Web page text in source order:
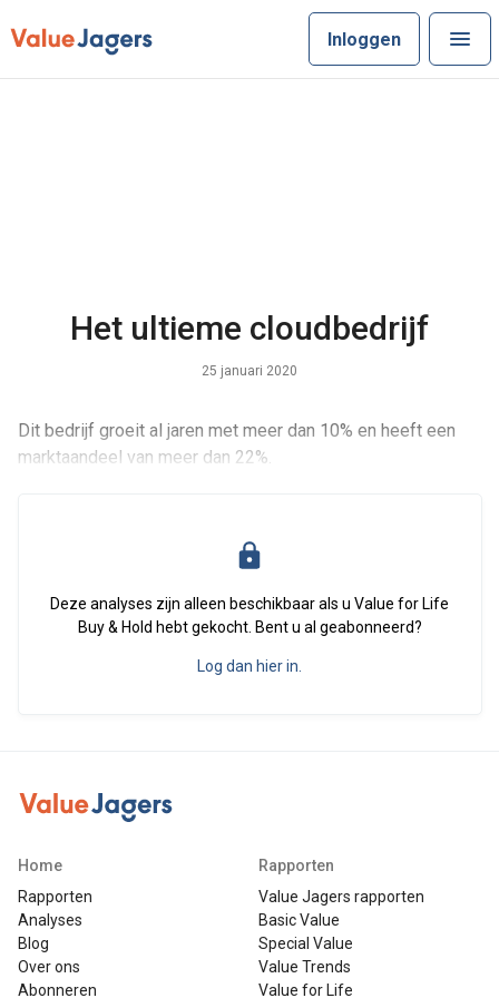
Inloggen
Het ultieme cloudbedrijf
25 januari 2020
Dit bedrijf groeit al jaren met meer dan 10% en heeft een
marktaandeel van meer dan 22%.
Deze analyses zijn alleen beschikbaar als u Value for Life
Buy & Hold hebt gekocht. Bent u al geabonneerd?
Log dan hier in.
Home
Rapporten
Analyses
Blog
Over ons
Abonneren
Rapporten
Value Jagers rapporten
Basic Value
Special Value
Value Trends
Value for Life